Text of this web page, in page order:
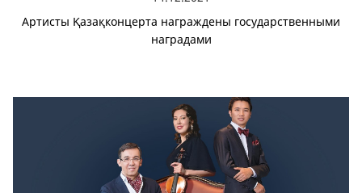
Артисты Қазақконцерта награждены государственными
наградами